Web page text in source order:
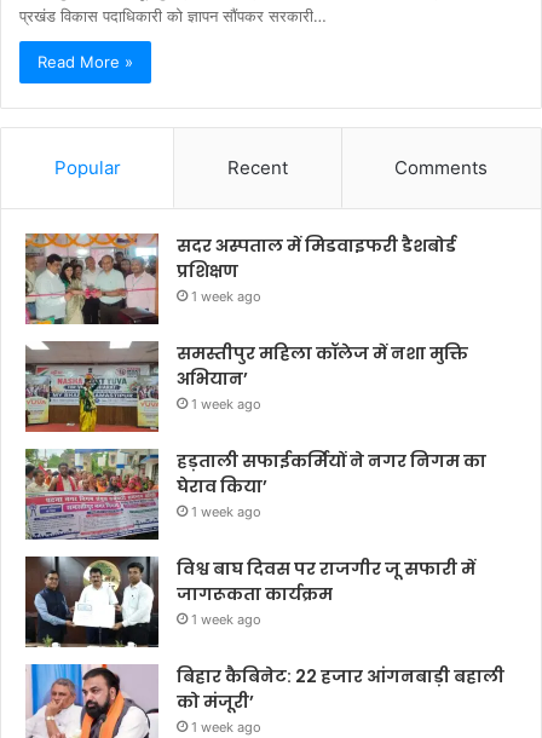
प्रखंड विकास पदाधिकारी को ज्ञापन सौंपकर सरकारी…
Read More »
Popular Recent Comments
सदर अस्पताल में मिडवाइफरी डैशबोर्ड
प्रशिक्षण
1 week ago
समस्तीपुर महिला कॉलेज में नशा मुक्ति
अभियान’
1 week ago
हड़ताली सफाईकर्मियों ने नगर निगम का
घेराव किया’
1 week ago
विश्व बाघ दिवस पर राजगीर जू सफारी में
जागरूकता कार्यक्रम
1 week ago
बिहार कैबिनेट: 22 हजार आंगनबाड़ी बहाली
को मंजूरी’
1 week ago